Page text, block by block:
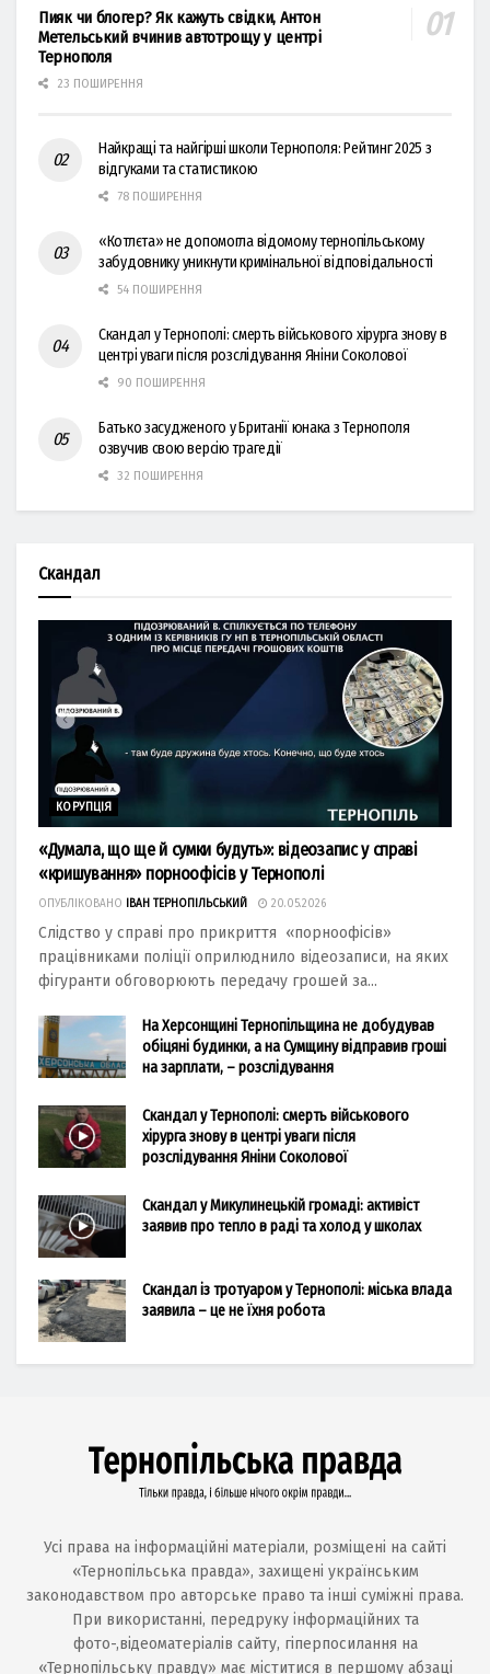
Пияк чи блогер? Як кажуть свідки, Антон
Метельський вчинив автотрощу у центрі
Тернополя
23 ПОШИРЕННЯ
Найкращі та найгірші школи Тернополя: Рейтинг 2025 з
відгуками та статистикою
78 ПОШИРЕННЯ
«Котлєта» не допомогла відомому тернопільському
забудовнику уникнути кримінальної відповідальності
54 ПОШИРЕННЯ
Скандал у Тернополі: смерть військового хірурга знову в
центрі уваги після розслідування Яніни Соколової
90 ПОШИРЕННЯ
Батько засудженого у Британії юнака з Тернополя
озвучив свою версію трагедії
32 ПОШИРЕННЯ
Скандал
КОРУПЦІЯ
«Думала, що ще й сумки будуть»: відеозапис у справі
«кришування» порноофісів у Тернополі
ОПУБЛІКОВАНО ІВАН ТЕРНОПІЛЬСЬКИЙ 20.05.2026
Слідство у справі про прикриття «порноофісів»
працівниками поліції оприлюднило відеозаписи, на яких
фігуранти обговорюють передачу грошей за...
На Херсонщині Тернопільщина не добудував
обіцяні будинки, а на Сумщину відправив гроші
на зарплати, – розслідування
Скандал у Тернополі: смерть військового
хірурга знову в центрі уваги після
розслідування Яніни Соколової
Скандал у Микулинецькій громаді: активіст
заявив про тепло в раді та холод у школах
Скандал із тротуаром у Тернополі: міська влада
заявила – це не їхня робота
Усі права на інформаційні матеріали, розміщені на сайті
«Тернопільська правда», захищені українським
законодавством про авторське право та інші суміжні права.
При використанні, передруку інформаційних та
фото-,відеоматеріалів сайту, гіперпосилання на
«Тернопільську правду» має міститися в першому абзаці